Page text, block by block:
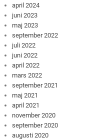
april 2024
juni 2023
maj 2023
september 2022
juli 2022
juni 2022
april 2022
mars 2022
september 2021
maj 2021
april 2021
november 2020
september 2020
augusti 2020